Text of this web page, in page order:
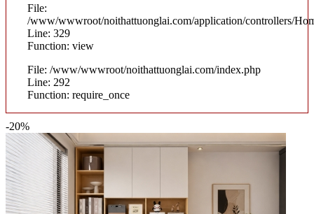
File:
/www/wwwroot/noithattuonglai.com/application/controllers/
Line: 329
Function: view
File: /www/wwwroot/noithattuonglai.com/index.php
Line: 292
Function: require_once
-20%